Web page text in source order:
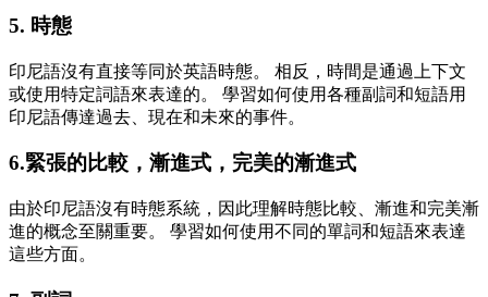
5. 時態
印尼語沒有直接等同於英語時態。 相反，時間是通過上下文
或使用特定詞語來表達的。 學習如何使用各種副詞和短語用
印尼語傳達過去、現在和未來的事件。
6.緊張的比較，漸進式，完美的漸進式
由於印尼語沒有時態系統，因此理解時態比較、漸進和完美漸
進的概念至關重要。 學習如何使用不同的單詞和短語來表達
這些方面。